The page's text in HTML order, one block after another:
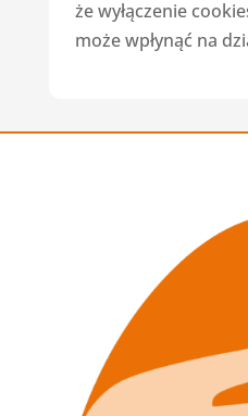
że wyłączenie
może wpłynąć na